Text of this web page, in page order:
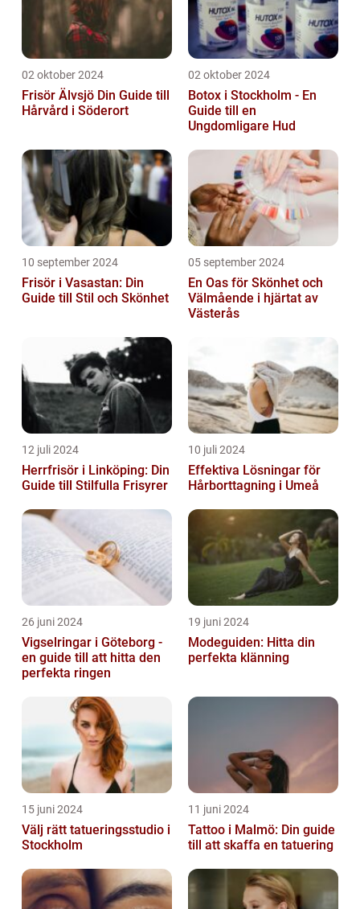
02 oktober 2024
Frisör Älvsjö Din Guide till
Hårvård i Söderort
02 oktober 2024
Botox i Stockholm - En
Guide till en
Ungdomligare Hud
10 september 2024
Frisör i Vasastan: Din
Guide till Stil och Skönhet
05 september 2024
En Oas för Skönhet och
Välmående i hjärtat av
Västerås
12 juli 2024
Herrfrisör i Linköping: Din
Guide till Stilfulla Frisyrer
10 juli 2024
Effektiva Lösningar för
Hårborttagning i Umeå
26 juni 2024
Vigselringar i Göteborg -
en guide till att hitta den
perfekta ringen
19 juni 2024
Modeguiden: Hitta din
perfekta klänning
15 juni 2024
Välj rätt tatueringsstudio i
Stockholm
11 juni 2024
Tattoo i Malmö: Din guide
till att skaffa en tatuering